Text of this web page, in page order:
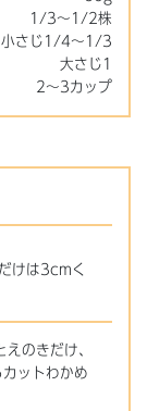
1/3～1/2株
小さじ1/4～1/3
大さじ1
2～3カップ
けは3cmく
のきだけ、
ットわかめ